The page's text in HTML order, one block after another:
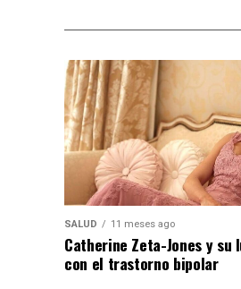
SALUD 11 meses ago
Catherine Zeta-Jones y su
con el trastorno bipolar